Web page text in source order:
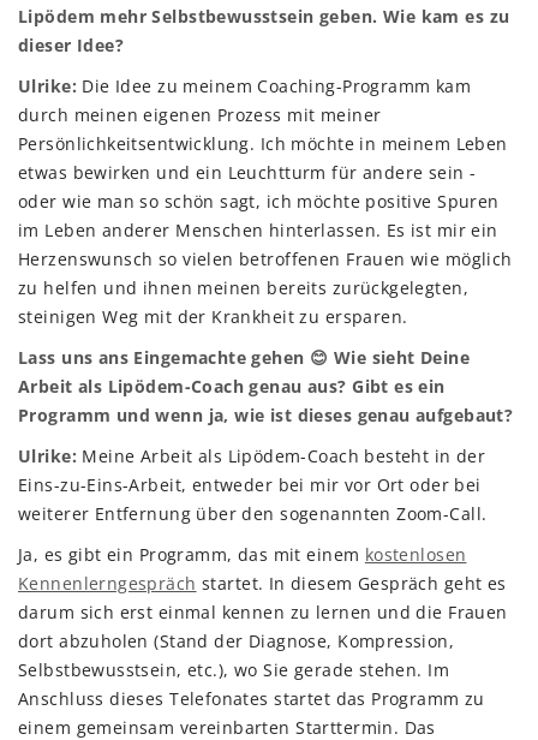
Lipödem mehr Selbstbewusstsein geben. Wie kam es zu
dieser Idee?
Ulrike: Die Idee zu meinem Coaching-Programm kam
durch meinen eigenen Prozess mit meiner
Persönlichkeitsentwicklung. Ich möchte in meinem Leben
etwas bewirken und ein Leuchtturm für andere sein -
oder wie man so schön sagt, ich möchte positive Spuren
im Leben anderer Menschen hinterlassen. Es ist mir ein
Herzenswunsch so vielen betroffenen Frauen wie möglich
zu helfen und ihnen meinen bereits zurückgelegten,
steinigen Weg mit der Krankheit zu ersparen.
Lass uns ans Eingemachte gehen 😊 Wie sieht Deine
Arbeit als Lipödem-Coach genau aus? Gibt es ein
Programm und wenn ja, wie ist dieses genau aufgebaut?
Ulrike: Meine Arbeit als Lipödem-Coach besteht in der
Eins-zu-Eins-Arbeit, entweder bei mir vor Ort oder bei
weiterer Entfernung über den sogenannten Zoom-Call.
Ja, es gibt ein Programm, das mit einem kostenlosen
Kennenlerngespräch startet. In diesem Gespräch geht es
darum sich erst einmal kennen zu lernen und die Frauen
dort abzuholen (Stand der Diagnose, Kompression,
Selbstbewusstsein, etc.), wo Sie gerade stehen. Im
Anschluss dieses Telefonates startet das Programm zu
einem gemeinsam vereinbarten Starttermin. Das